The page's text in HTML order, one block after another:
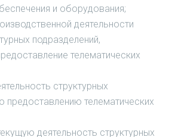
и оборудования;
деятельности
подразделений,
телематических
структурных
предоставлению телематических
деятельность структурных